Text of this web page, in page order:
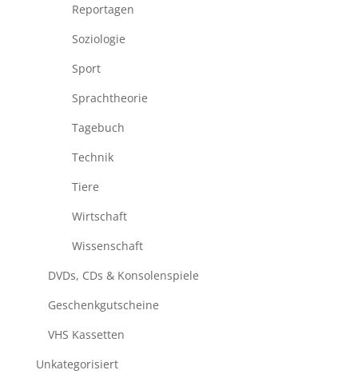
Reportagen
Soziologie
Sport
Sprachtheorie
Tagebuch
Technik
Tiere
Wirtschaft
Wissenschaft
DVDs, CDs & Konsolenspiele
Geschenkgutscheine
VHS Kassetten
Unkategorisiert